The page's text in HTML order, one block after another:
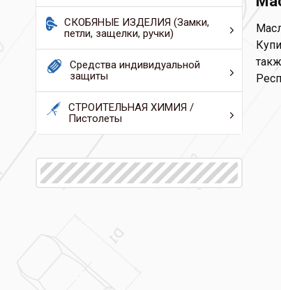
СКОБЯНЫЕ ИЗДЕЛИЯ (Замки,
петли, защелки, ручки)
Средства индивидуальной
защиты
СТРОИТЕЛЬНАЯ ХИМИЯ /
Пистолеты